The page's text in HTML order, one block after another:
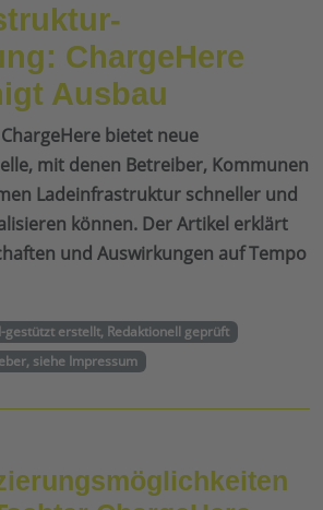
ChargeHere
Ausbau
bietet neue
mit denen Betreiber, Kommunen
Ladeinfrastruktur schneller und
können. Der Artikel erklärt
und Auswirkungen auf Tempo
gestützt erstellt, Redaktionell geprüft
siehe Impressum